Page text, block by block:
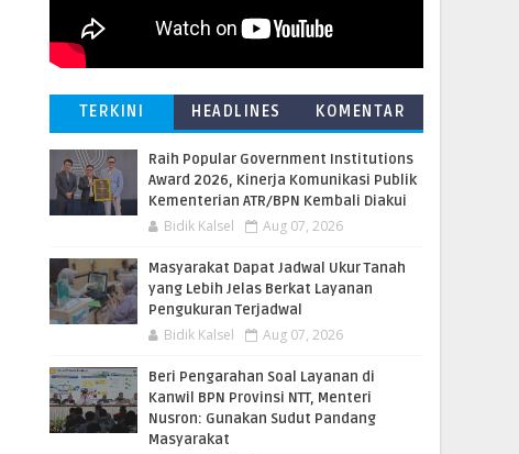
TERKINI HEADLINES KOMENTAR
Raih Popular Government Institutions
Award 2026, Kinerja Komunikasi Publik
Kementerian ATR/BPN Kembali Diakui
Bidik Kalsel Aug 07, 2026
Masyarakat Dapat Jadwal Ukur Tanah
yang Lebih Jelas Berkat Layanan
Pengukuran Terjadwal
Bidik Kalsel Aug 07, 2026
Beri Pengarahan Soal Layanan di
Kanwil BPN Provinsi NTT, Menteri
Nusron: Gunakan Sudut Pandang
Masyarakat